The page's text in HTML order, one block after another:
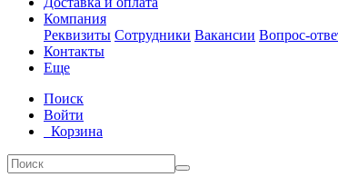
Компания
Реквизиты Сотрудники Вакансии Вопрос-
Контакты
Еще
Поиск
Войти
Корзина